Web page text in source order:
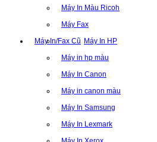
Máy In Màu Ricoh
Máy Fax
Máy In/Fax Cũ Máy In HP
Máy in hp màu
Máy In Canon
Máy in canon màu
Máy In Samsung
Máy In Lexmark